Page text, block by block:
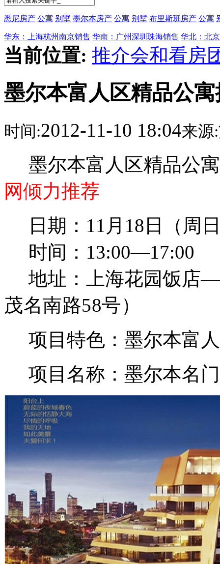
悉尼房产 公寓 别墅 墨尔本房产 公寓 别墅 布里斯班房产 公寓
华东：上海杭州南京销售 华南：广州深圳珠海销售 华北：北
当前位置: 推介会和看房
墨尔本富人区精品公
时间:2012-11-10 18:04来源:
墨尔本富人区精品公
网倾力推荐
日期：11月18日（周
时间：13:00—17:00
地址：上海花园饭店
茂名南路58号）
项目特色：墨尔本富
项目名称：墨尔本名门